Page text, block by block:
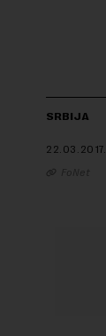
SRBIJA
22.03.2017.
FoNet